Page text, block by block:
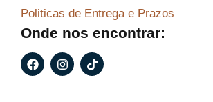
Politicas de Entrega e Prazos
Onde nos encontrar:
F
a
I
n
T
i